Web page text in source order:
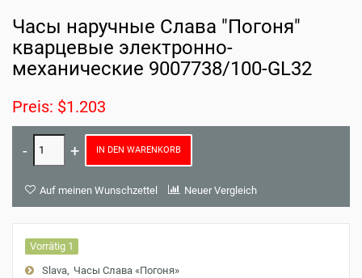
Часы наручные Слава "Погоня"
кварцевые электронно-
механические 9007738/100-GL32
Preis: $1.203
IN DEN WARENKORB
Auf meinen Wunschzettel Neuer Vergleich
Vorrätig 1
Slava Часы Слава «Погоня»